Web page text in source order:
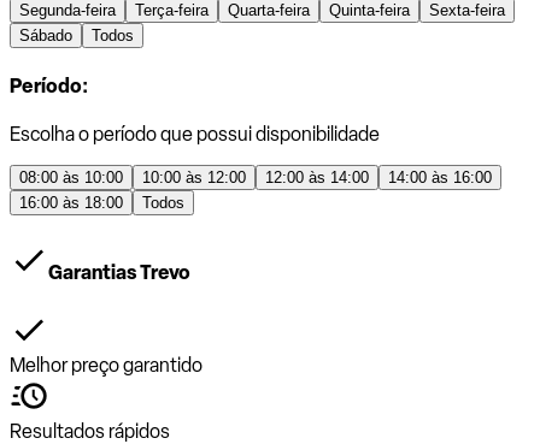
Segunda-feira Terça-feira Quarta-feira Quinta-feira
Sexta-feira
Sábado
Todos
Período:
Escolha o período que possui disponibilidade
08:00 às 10:00 10:00 às 12:00 12:00 às 14:00
14:00 às 16:00
16:00 às 18:00
Todos
Garantias Trevo
Melhor preço garantido
Resultados rápidos